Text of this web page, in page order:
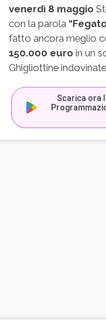
venerdì 8 maggio
con la parola
fatto ancora meglio
150.000 euro in un
Ghigliottine
Scarica ora